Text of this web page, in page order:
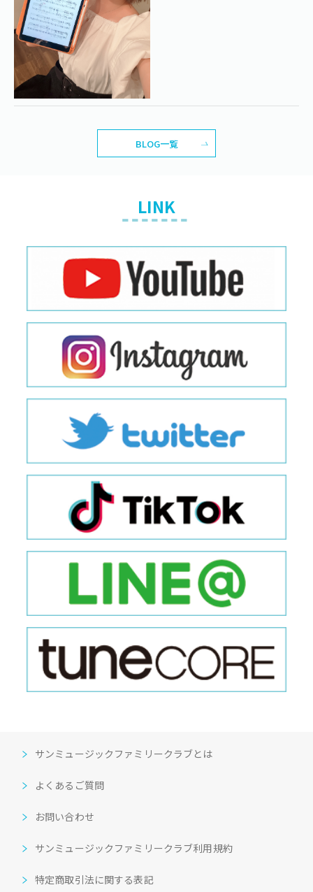
BLOG一覧
LINK
サンミュージックファミリークラブとは
よくあるご質問
お問い合わせ
サンミュージックファミリークラブ利用規約
特定商取引法に関する表記